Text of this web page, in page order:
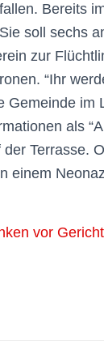
Bereits
soll sechs
zur
“Ihr
im
als
Terrasse.
einem
vor Gericht